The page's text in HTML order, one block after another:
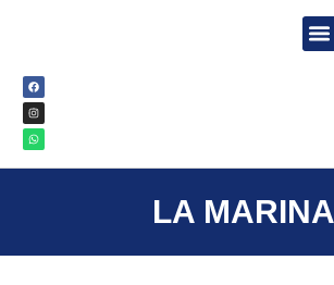
LA MARINA